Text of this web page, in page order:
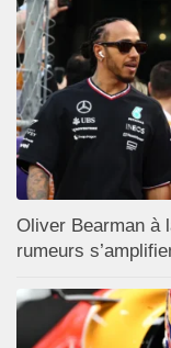
Oliver Bearman à
rumeurs